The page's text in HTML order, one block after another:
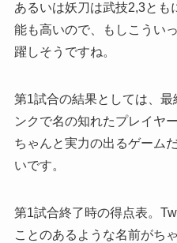
あるいは妖刀は武技2,3とも
能も高いので、もしこうい
躍しそうですね。
第1試合の結果としては、
ンクで名の知れたプレイヤ
ちゃんと実力の出るゲーム
いです。
第1試合終了時の得点表。
ことのあるような名前がち